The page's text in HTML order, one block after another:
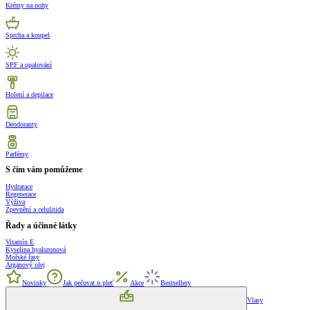
Krémy na nohy
Sprcha a koupel
SPF a opalování
Holení a depilace
Deodoranty
Parfémy
S čím vám pomůžeme
Hydratace
Regenerace
Výživa
Zpevnění a celulitida
Řady a účinné látky
Vitamín E
Kyselina hyaluronová
Mořské řasy
Arganový olej
Novinky Jak pečovat o pleť Akce Bestsellery
Vlasy